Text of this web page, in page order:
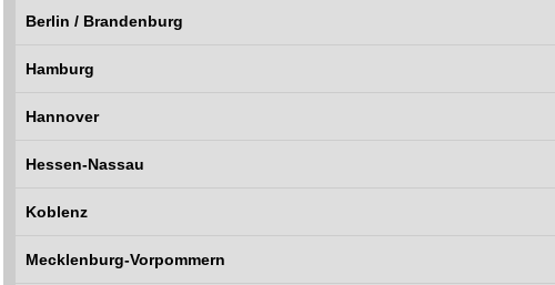
Berlin / Brandenburg
Hamburg
Hannover
Hessen-Nassau
Koblenz
Mecklenburg-Vorpommern